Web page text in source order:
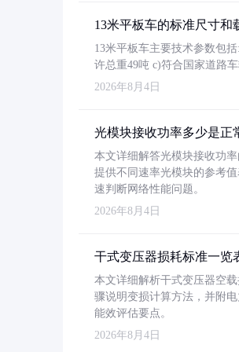
13米平板车的标准尺寸和
13米平板车主要技术参数包
许总重49吨 c)符合国家道路
2026年8月4日
光模块接收功率多少是正
本文详细解答光模块接收功
提供不同速率光模块的参考
速判断网络性能问题。
2026年8月4日
干式变压器损耗标准一览
本文详细解析干式变压器空
骤说明变损计算方法，并附
能效评估要点。
2026年8月4日